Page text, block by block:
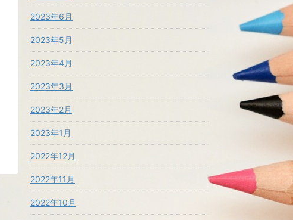
2023年6月
2023年5月
2023年4月
2023年3月
2023年2月
2023年1月
2022年12月
2022年11月
2022年10月